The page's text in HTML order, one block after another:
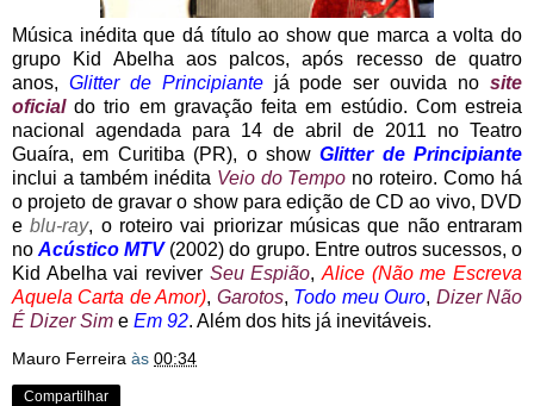
Música inédita que dá título ao show que marca a volta do
grupo Kid Abelha aos palcos, após recesso de quatro
anos, Glitter de Principiantejá pode ser ouvida nosite
oficialdo trio em gravação feita em estúdio. Com estreia
nacional agendada para 14 de abril de 2011 no Teatro
Guaíra, em Curitiba (PR), o showGlitter de Principiante
inclui a também inédita Veio do Tempo no roteiro. Como há
o projeto de gravar o show para edição de CD ao vivo, DVD
eblu-ray, o roteiro vai priorizar músicas que não entraram
noAcústico MTV(2002) do grupo. Entre outros sucessos, o
Kid Abelha vai reviver Seu Espião,Alice (Não me Escreva
Aquela Carta de Amor), Garotos, Todo meu Ouro, Dizer Não
É Dizer Sim e Em 92. Além dos hits já inevitáveis.
Mauro Ferreira às 00:34
Compartilhar